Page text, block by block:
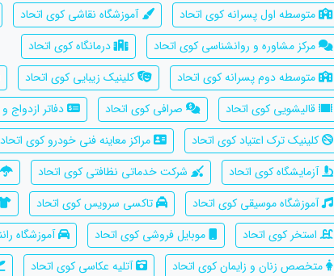
متوسطه اول پسرانه کوی اتحاد
آموزشگاه نقاشی کوی اتحاد
مرکز مشاوره و روانشناسی کوی اتحاد
درمانگاه کوی اتحاد
متوسطه دوم پسرانه کوی اتحاد
کلینیک زیبایی کوی اتحاد
قالیشویی کوی اتحاد
صرافی کوی اتحاد
دفاتر ازدواج
کلینیک ترک اعتیاد کوی اتحاد
مراکز معاینه فنی خودرو کوی اتحاد
آزمایشگاه کوی اتحاد
شرکت خدماتی نظافتی کوی اتحاد
آموزشگاه موسیقی کوی اتحاد
تاکسی سرویس کوی اتحاد
استخر کوی اتحاد
موبایل فروشی کوی اتحاد
آموزشگاه
متخصص زنان و زایمان کوی اتحاد
آتلیه عکاسی کوی اتحاد